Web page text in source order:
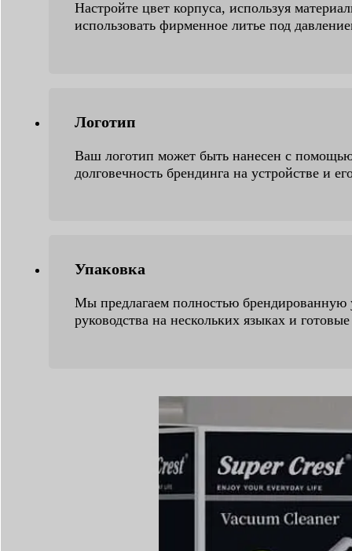
Настройте цвет корпуса, используя
использовать фирменное литье под
Логотип
Ваш логотип может быть нанесен с помощью
долговечность брендинга на устройстве и
Упаковка
Мы предлагаем полностью брендированную
руководства на нескольких языках и